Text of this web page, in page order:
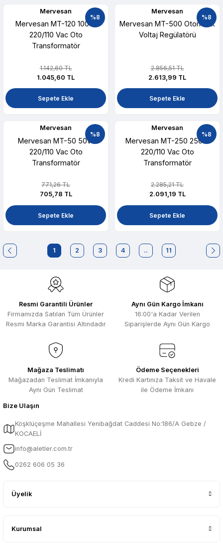
%8
Mervesan
Mervesan MT-120 100W
220/110 Vac Oto
Transformatör
1.142,60 TL
1.045,60 TL
Sepete Ekle
%8
Mervesan
Mervesan MT-500 Otomatik
Voltaj Regülatörü
2.856,51 TL
2.613,99 TL
Sepete Ekle
%8
Mervesan
Mervesan MT-50 50W
220/110 Vac Oto
Transformatör
771,26 TL
705,78 TL
Sepete Ekle
%8
Mervesan
Mervesan MT-250 250W
220/110 Vac Oto
Transformatör
2.285,21 TL
2.091,19 TL
Sepete Ekle
1 2 3 4 .. 11
Resmi Garantili Ürünler
Firmamızda Satılan Tüm Ürünler
Resmi Marka Garantisi Altındadır
Aynı Gün Kargo İmkanı
16:00'a Kadar Verilen
Siparişlerde Aynı Gün Kargo
Mağaza Teslimatı
Mağazadan Teslimat İmkanıyla
Aynı Gün Teslimat
Ödeme Seçenekleri
Kredi Kartınıza Taksit ve Havale
ile Ödeme İmkanı
Bize Ulaşın
Köşklüçeşme Mahallesi Yenibağdat Caddesi No:186/A Gebze /
KOCAELİ
info@aletler.com.tr
0262 606 05 36
Üyelik
Kurumsal